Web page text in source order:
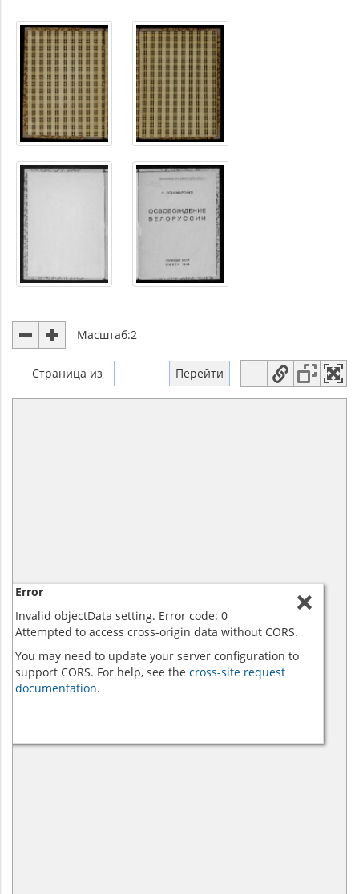
Масштаб:2
Страница из
Error
Invalid objectData setting. Error code: 0
Attempted to access cross-origin data without CORS.
You may need to update your server configuration to
support CORS. For help, see the cross-site request
documentation.